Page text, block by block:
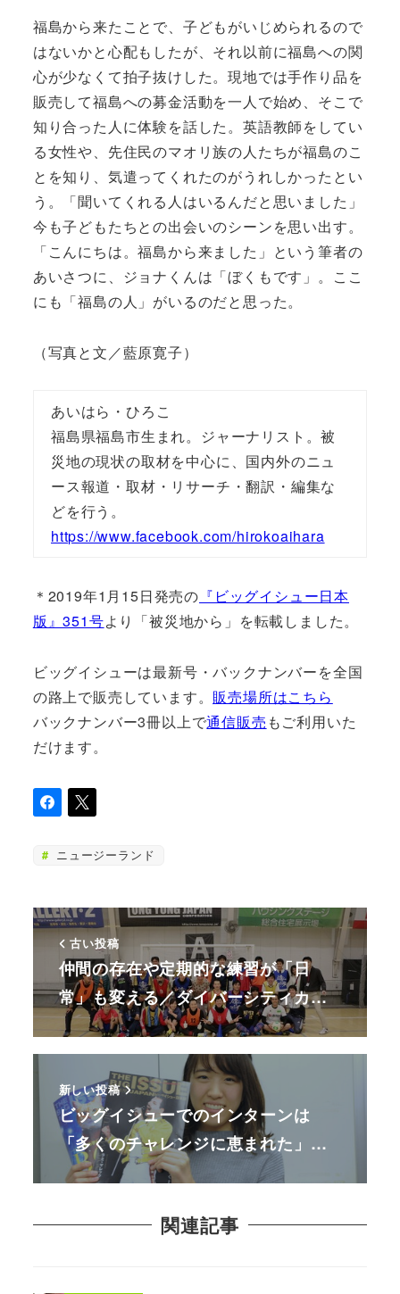
福島から来たことで、子どもがいじめられるので
はないかと心配もしたが、それ以前に福島への関
心が少なくて拍子抜けした。現地では手作り品を
販売して福島への募金活動を一人で始め、そこで
知り合った人に体験を話した。英語教師をしてい
る女性や、先住民のマオリ族の人たちが福島のこ
とを知り、気遣ってくれたのがうれしかったとい
う。「聞いてくれる人はいるんだと思いました」
今も子どもたちとの出会いのシーンを思い出す。
「こんにちは。福島から来ました」という筆者の
あいさつに、ジョナくんは「ぼくもです」。ここ
にも「福島の人」がいるのだと思った。
（写真と文／藍原寛子）
あいはら・ひろこ
福島県福島市生まれ。ジャーナリスト。被
災地の現状の取材を中心に、国内外のニュ
ース報道・取材・リサーチ・翻訳・編集な
どを行う。
https://www.facebook.com/hirokoaihara
＊2019年1月15日発売の 『ビッグイシュー日本
版』351号より「被災地から」を転載しました。
ビッグイシューは最新号・バックナンバーを全国
の路上で販売しています。 販売場所はこちら
バックナンバー3冊以上で通信販売 もご利用いた
だけます。
ニュージーランド
古い投稿
仲間の存在や定期的な練習が「日
常」も変える／ダイバーシティカ…
新しい投稿
ビッグイシューでのインターンは
「多くのチャレンジに恵まれた」…
関連記事